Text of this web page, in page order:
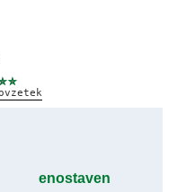
enostaven